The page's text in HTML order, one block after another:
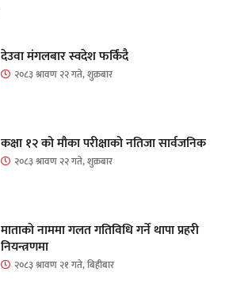
देउवा मंगलबार स्वदेश फर्किंदै
२०८३ श्रावण २२ गते, शुक्रबार
कक्षा १२ को मौका परीक्षाको नतिजा सार्वजनिक
२०८३ श्रावण २२ गते, शुक्रबार
माताकाे नाममा गलत गतिविधि गर्ने थापा प्रहरी
नियन्त्रणमा
२०८३ श्रावण २१ गते, बिहीबार